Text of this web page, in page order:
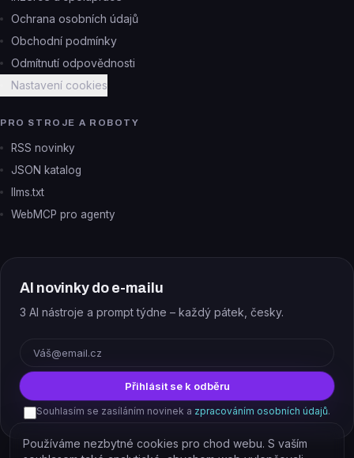
Ochrana osobních údajů
Obchodní podmínky
Odmítnutí odpovědnosti
Nastavení cookies
PRO STROJE A ROBOTY
RSS novinky
JSON katalog
llms.txt
WebMCP pro agenty
AI novinky do e-mailu
3 AI nástroje a prompt týdne – každý pátek, česky.
Přihlásit se k odběru
Souhlasím se zasíláním novinek a zpracováním osobních údajů.
Používáme nezbytné cookies pro chod webu. S vaším